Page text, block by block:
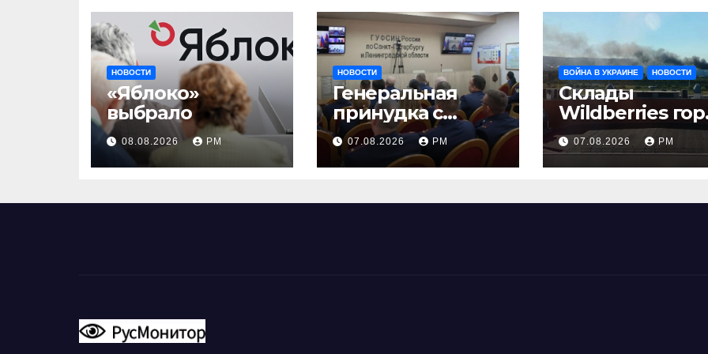
НОВОСТИ
«Яблоко»
выбрало
08.08.2026 РМ
НОВОСТИ
Генеральная
принудка с
изоляцией
07.08.2026 РМ
ВОЙНА В УКРАИНЕ НОВОСТИ
Склады
Wildberries
на Урале, сенат
принимает по
Грэму закон
07.08.2026 РМ